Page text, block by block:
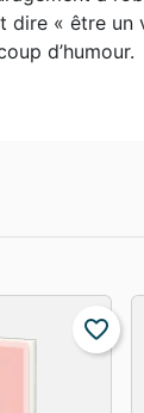
dire « être un
d’humour.
favorite_border